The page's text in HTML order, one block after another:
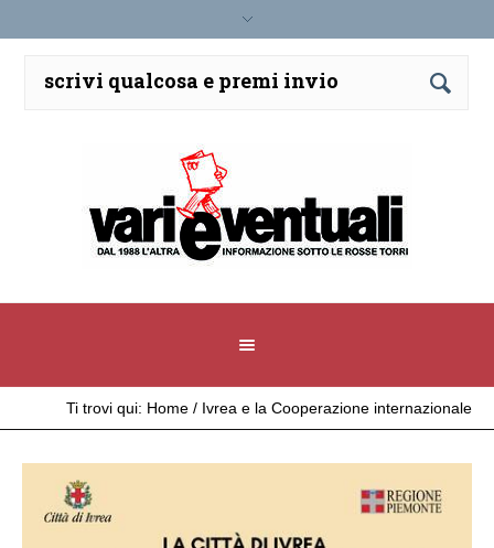
Ti trovi qui: Home / Ivrea e la Cooperazione internazionale